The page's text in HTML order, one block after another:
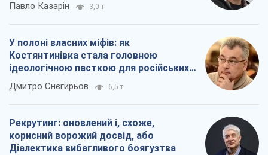
Павло Казарін 3,0 т.
У полоні власних міфів: як
Костянтинівка стала головною
ідеологічною пасткою для російських
окупантів
Дмитро Снєгирьов 6,5 т.
Рекрутинг: оновлений і, схоже,
корисний ворожий досвід, або
Діалектика вибагливого боягузтва